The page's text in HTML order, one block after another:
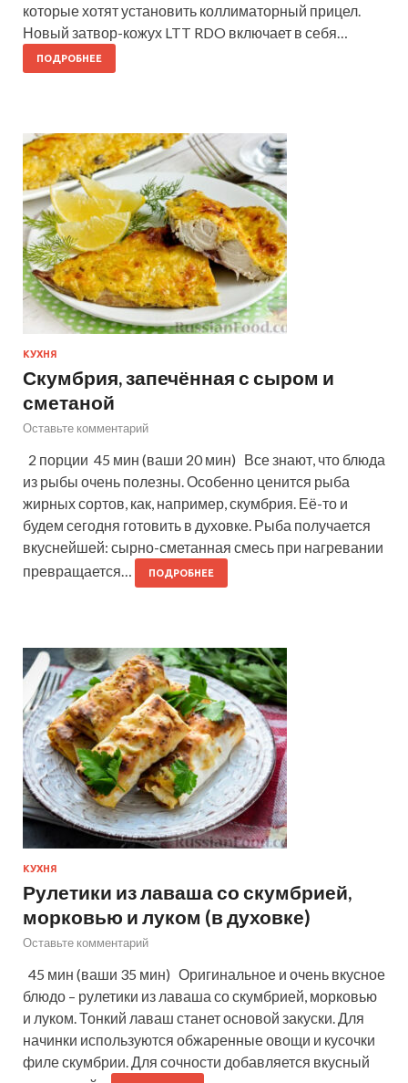
которые хотят установить коллиматорный прицел.
Новый затвор-кожух LTT RDO включает в себя…
ПОДРОБНЕЕ
КУХНЯ
Скумбрия, запечённая с сыром и
сметаной
Оставьте комментарий
2 порции 45 мин (ваши 20 мин) Все знают, что блюда
из рыбы очень полезны. Особенно ценится рыба
жирных сортов, как, например, скумбрия. Её-то и
будем сегодня готовить в духовке. Рыба получается
вкуснейшей: сырно-сметанная смесь при нагревании
превращается…
ПОДРОБНЕЕ
КУХНЯ
Рулетики из лаваша со скумбрией,
морковью и луком (в духовке)
Оставьте комментарий
45 мин (ваши 35 мин) Оригинальное и очень вкусное
блюдо – рулетики из лаваша со скумбрией, морковью
и луком. Тонкий лаваш станет основой закуски. Для
начинки используются обжаренные овощи и кусочки
филе скумбрии. Для сочности добавляется вкусный